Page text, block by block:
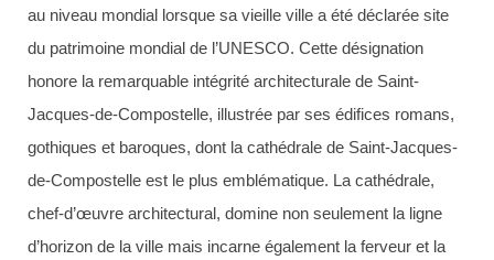
au niveau mondial lorsque sa vieille ville a été déclarée site
du patrimoine mondial de l’UNESCO. Cette désignation
honore la remarquable intégrité architecturale de Saint-
Jacques-de-Compostelle, illustrée par ses édifices romans,
gothiques et baroques, dont la cathédrale de Saint-Jacques-
de-Compostelle est le plus emblématique. La cathédrale,
chef-d’œuvre architectural, domine non seulement la ligne
d’horizon de la ville mais incarne également la ferveur et la